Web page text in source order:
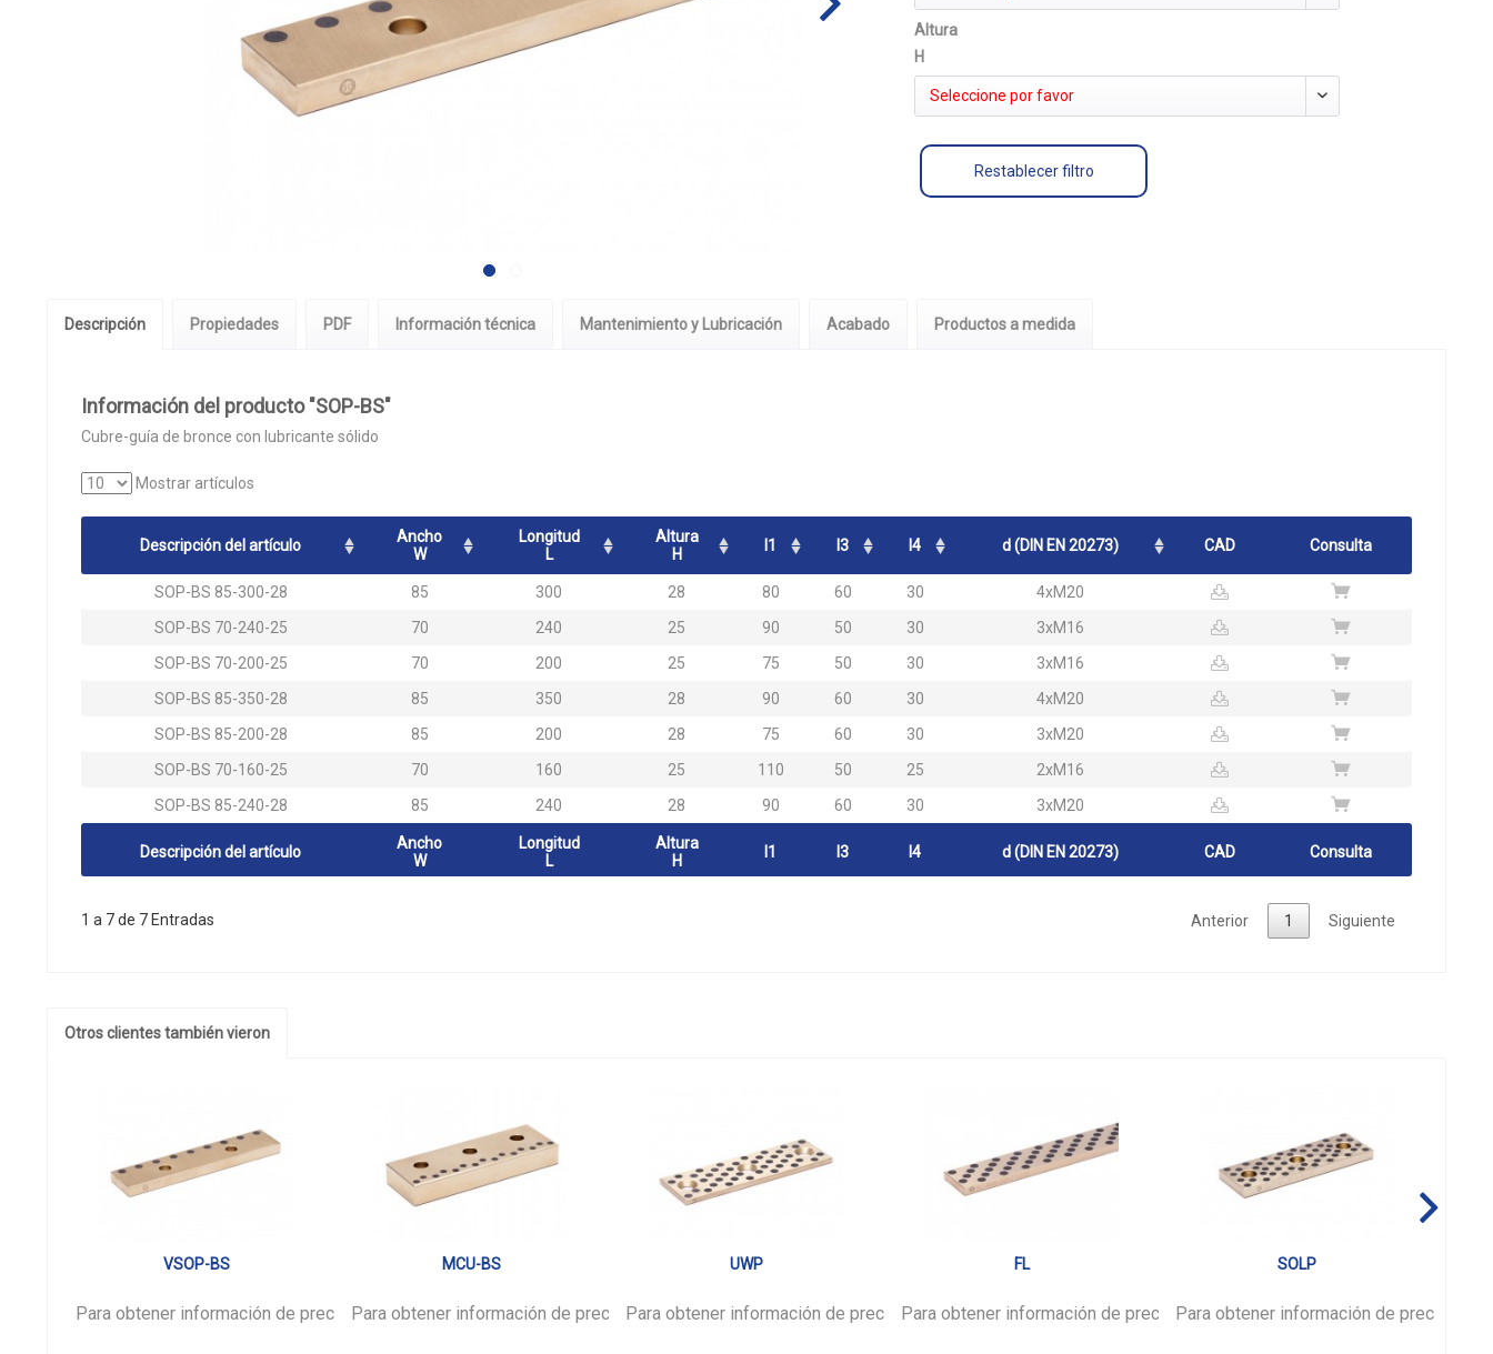
Altura
H
Seleccione por favor
Restablecer filtro
Descripción Propiedades PDF Información técnica Mantenimiento y Lubricación Acabado Productos a medida
Información del producto "SOP-BS"
Cubre-guía de bronce con lubricante sólido
Mostrar artículos
Descripción del artículo
Ancho
W
Longitud
L
Altura
H
l1 l3 l4 d (DIN EN 20273) CAD Consulta
SOP-BS 85-300-28 85 300 28 80 60 30
4xM20
SOP-BS 70-240-25
70 240 25 90 50 30
3xM16
SOP-BS 70-200-25
70 200 25 75 50 30
3xM16
SOP-BS 85-350-28
85 350 28 90 60 30
4xM20
SOP-BS 85-200-28
85 200 28 75 60 30
3xM20
SOP-BS 70-160-25
70 160 25 110 50 25
2xM16
SOP-BS 85-240-28
85 240 28 90 60 30 3xM20
Descripción del artículo
Ancho
W
Longitud
L
Altura
H
l1 l3 l4 d (DIN EN 20273) CAD Consulta
1 a 7 de 7 Entradas Anterior 1 Siguiente
Otros clientes también vieron
VSOP-BS
Para obtener información de precios,inicie sesiónpor favor.
MCU-BS
Para obtener información de precios,inicie sesiónpor favor.
UWP
Para obtener información de precios,inicie sesiónpor favor.
FL
Para obtener información de precios,inicie sesiónpor favor.
SOLP
Para obtener información de precios,